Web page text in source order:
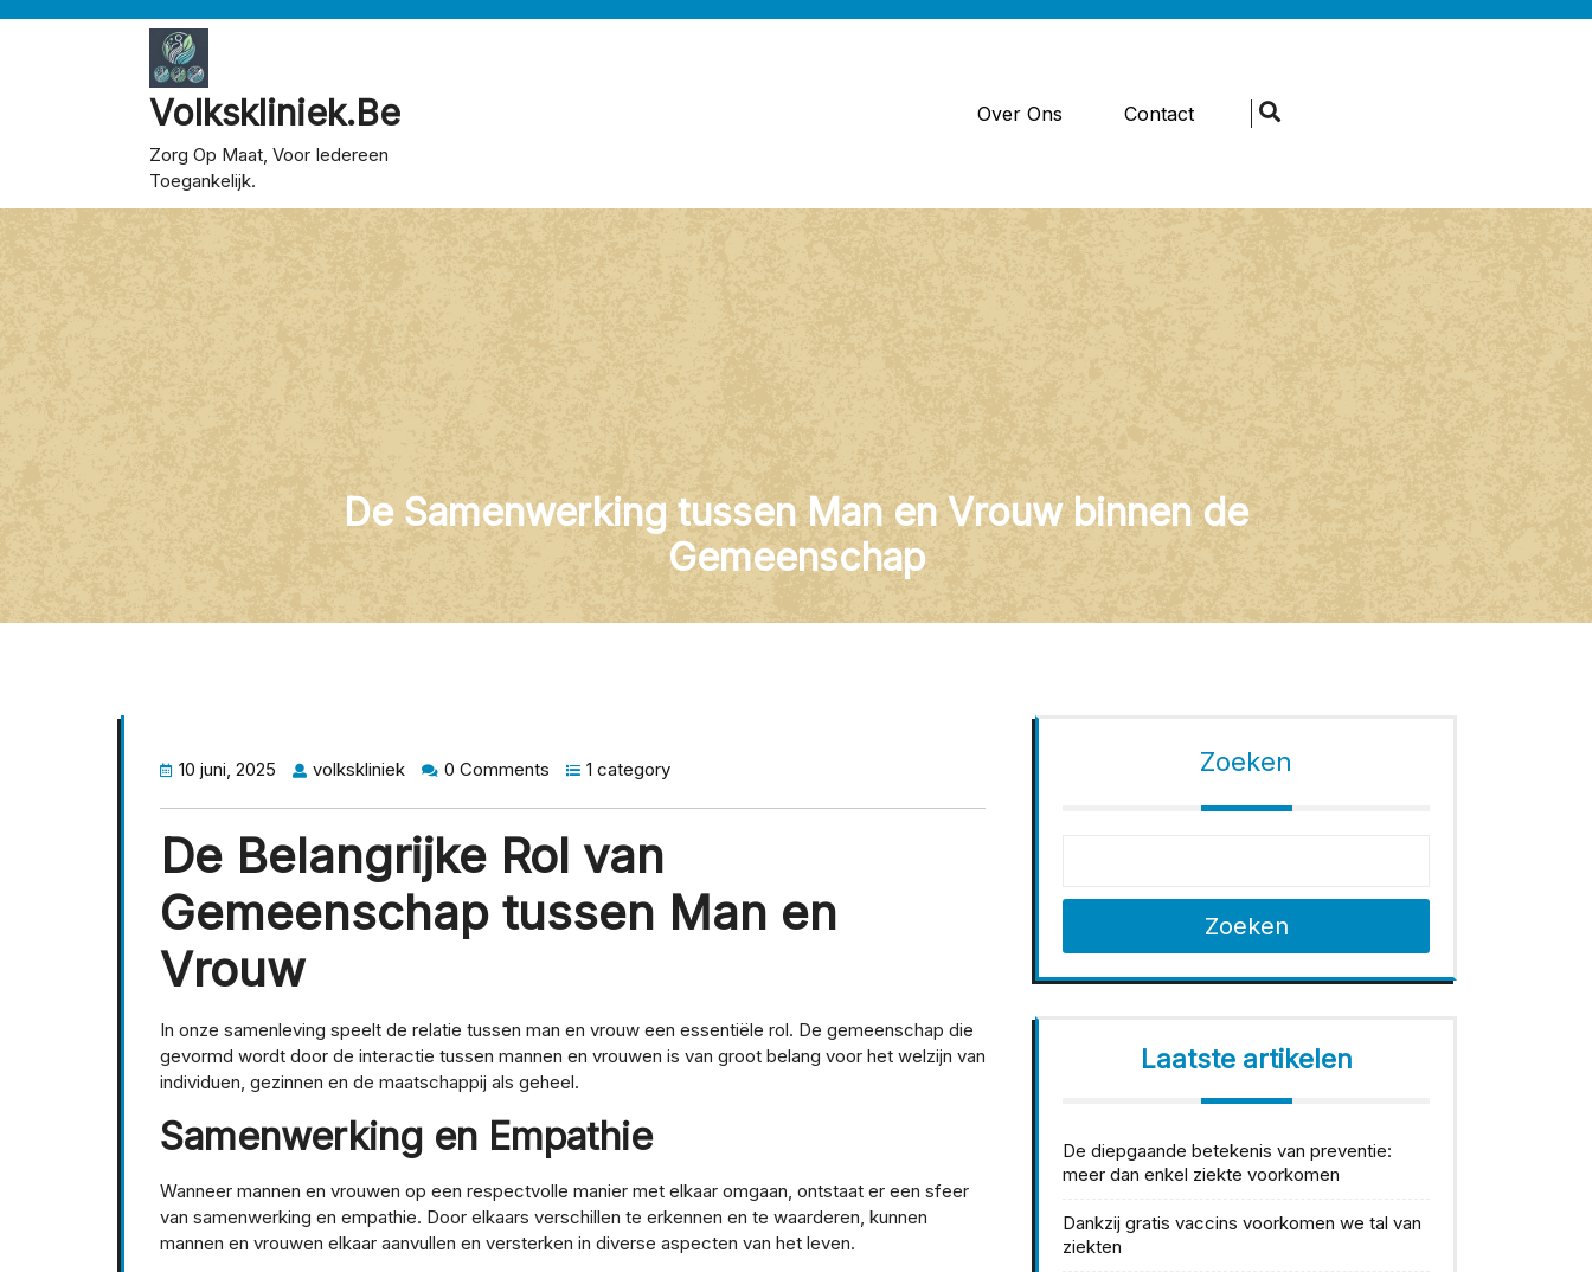
Volkskliniek.be
Zorg Op Maat, Voor Iedereen
Toegankelijk.
Over Ons Contact
De Samenwerking tussen Man en Vrouw binnen de
Gemeenschap
10 juni, 2025 volkskliniek 0 Comments 1 category
De Belangrijke Rol van
Gemeenschap tussen Man en
Vrouw
In onze samenleving speelt de relatie tussen man en vrouw een essentiële rol. De gemeenschap die
gevormd wordt door de interactie tussen mannen en vrouwen is van groot belang voor het welzijn van
individuen, gezinnen en de maatschappij als geheel.
Samenwerking en Empathie
Wanneer mannen en vrouwen op een respectvolle manier met elkaar omgaan, ontstaat er een sfeer
van samenwerking en empathie. Door elkaars verschillen te erkennen en te waarderen, kunnen
mannen en vrouwen elkaar aanvullen en versterken in diverse aspecten van het leven.
Zoeken
Zoeken
Laatste artikelen
De diepgaande betekenis van preventie:
meer dan enkel ziekte voorkomen
Dankzij gratis vaccins voorkomen we tal van
ziekten